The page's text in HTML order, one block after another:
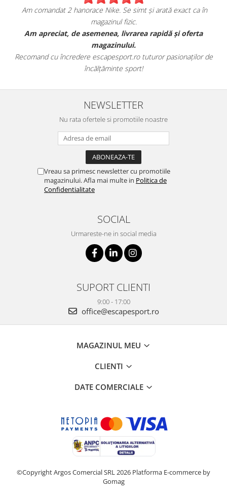
Am comandat 2 hanorace Nike. Se simt și arată exact ca în
magazinul fizic.
Am apreciat, de asemenea, livrarea rapidă și oferta
magazinului.
Recomand cu încredere escapesport.ro tuturor pasionaților de
încălțăminte sport!
NEWSLETTER
Nu rata ofertele si promotiile noastre
Vreau sa primesc newsletter cu promotiile
magazinului. Afla mai multe in Politica de
Confidentialitate
SOCIAL
Urmareste-ne in social media
SUPORT CLIENTI
9:00 - 17:00
office@escapesport.ro
MAGAZINUL MEU
CLIENTI
DATE COMERCIALE
©Copyright Argos Comercial SRL 2026 Platforma E-commerce by
Gomag